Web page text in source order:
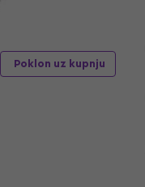
Poklon uz kupnju